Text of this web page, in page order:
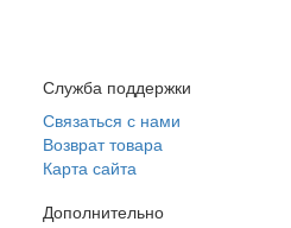
Служба поддержки
Связаться с нами
Возврат товара
Карта сайта
Дополнительно